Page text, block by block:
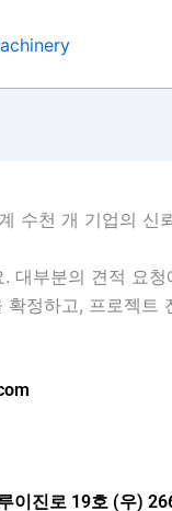
수천 개 기업의 신
대부분의 견적 요
정하고, 프로젝트
이진로 19호 (우)